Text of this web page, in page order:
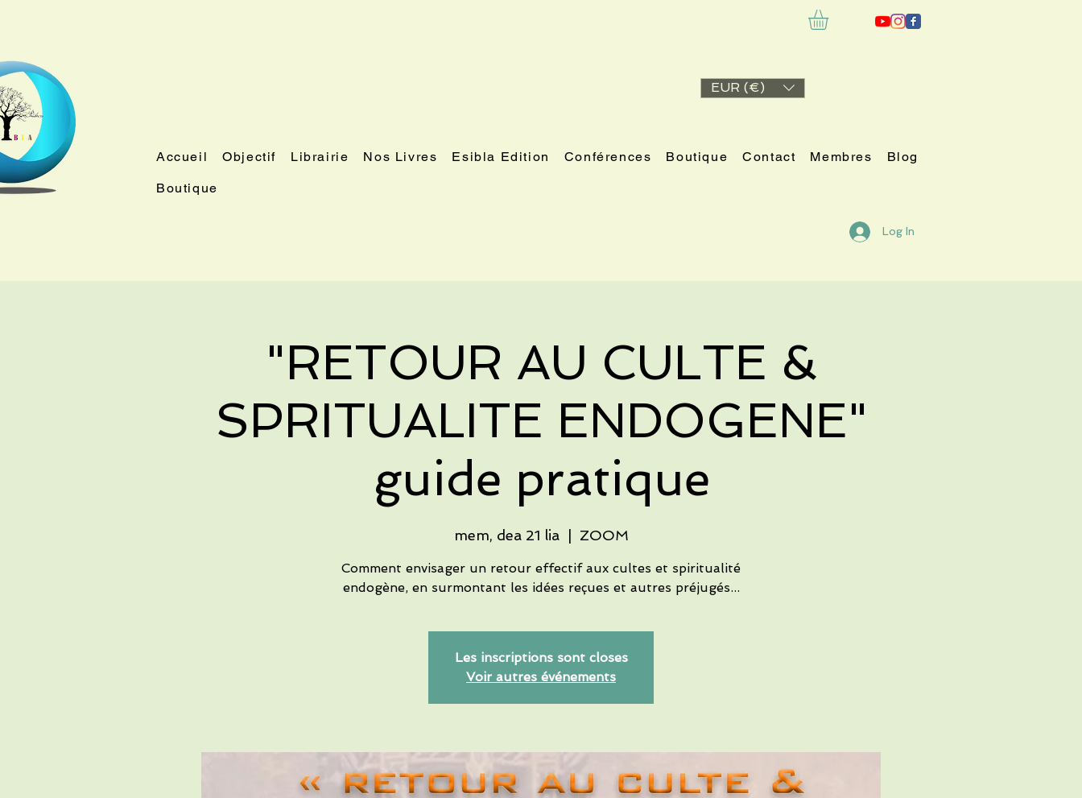
EUR (€)
Accueil Objectif Librairie Nos Livres Esibla Edition Conférences Boutique Contact Membres Blog
Boutique
Log In
"RETOUR AU CULTE &
SPRITUALITE ENDOGENE"
guide pratique
mem, dea 21 lia
  |
ZOOM
Comment envisager un retour effectif aux cultes et spiritualité
endogène, en surmontant les idées reçues et autres préjugés...
Les inscriptions sont closes
Voir autres événements